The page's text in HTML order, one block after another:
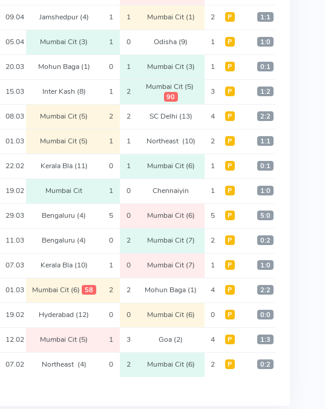
09.04 Jamshedpur(4) 1 1 Mumbai Cit (1) 2 Р 1:1
05.04 Mumbai Cit (3) 1 0 Odisha (9) 1 Р 1:0
20.03 Mohun Baga (1) 0 1 Mumbai Cit (3) 1 Р 0:1
15.03 Inter Kash (8) 1 2 Mumbai Cit (5)
90
3 Р 1:2
08.03 Mumbai Cit (5) 2 2 SC Delhi (13) 4 Р 2:2
01.03 Mumbai Cit (5) 1 1 Northeast (10) 2 Р 1:1
22.02 Kerala Bla (11) 0 1 Mumbai Cit (6) 1 Р 0:1
19.02 Mumbai Cit 1 0 Chennaiyin 1 Р 1:0
29.03 Bengaluru (4) 5 0 Mumbai Cit (6) 5 Р 5:0
11.03 Bengaluru (4) 0 2 Mumbai Cit (7) 2 Р 0:2
07.03 Kerala Bla (10) 1 0 Mumbai Cit (7) 1 Р 1:0
01.03 Mumbai Cit (6) 58 2 2 Mohun Baga (1) 4 Р 2:2
19.02 Hyderabad (12) 0 0 Mumbai Cit (6) 0 Р 0:0
12.02 Mumbai Cit (5) 1 3 Goa (2) 4 Р 1:3
07.02 Northeast (4) 0 2 Mumbai Cit (6) 2 Р 0:2